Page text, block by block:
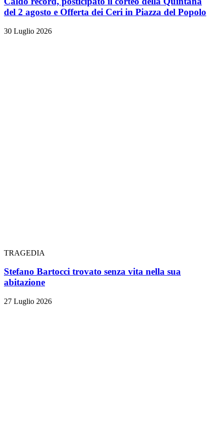
del 2 agosto e Offerta dei Ceri in Piazza del Popolo
30 Luglio 2026
TRAGEDIA
Stefano Bartocci trovato senza vita nella sua
abitazione
27 Luglio 2026